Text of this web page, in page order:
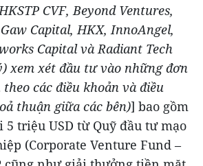
CVF, Beyond Ventures,
Capital, HKX, InnoAngel,
Capital và Radiant Tech
xem xét đầu tư vào những đơn
các điều khoản và điều
thuận giữa các bên)] bao gồm
5 triệu USD từ Quỹ đầu tư mạo
(Corporate Venture Fund –